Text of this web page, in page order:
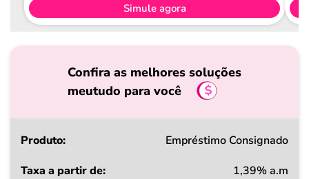
Simule agora
Confira as melhores soluções
meutudo para você
Produto
Empréstimo Consignado
1,39% a.m